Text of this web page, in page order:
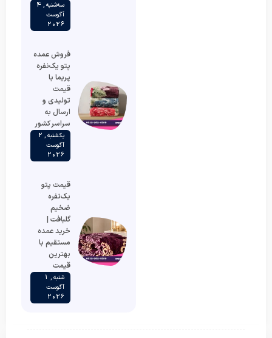
سه‌شنبه , 4
آگوست
2026
فروش عمده
پتو یک‌نفره
پریما با
قیمت
تولیدی و
ارسال به
سراسر کشور
یکشنبه , 2
آگوست
2026
قیمت پتو
یک‌نفره
ضخیم
گلبافت |
خرید عمده
مستقیم با
بهترین
قیمت
شنبه , 1
آگوست
2026